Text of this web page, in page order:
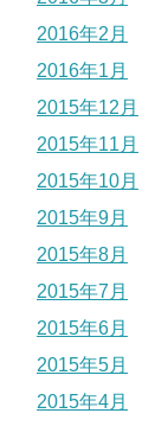
2016年2月
2016年1月
2015年12月
2015年11月
2015年10月
2015年9月
2015年8月
2015年7月
2015年6月
2015年5月
2015年4月